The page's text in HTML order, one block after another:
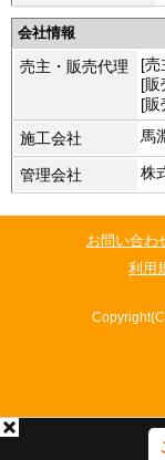
会社情報
売主・販売代理
[売
[販
[販
施工会社
馬
管理会社 株
お問い合わ
利用